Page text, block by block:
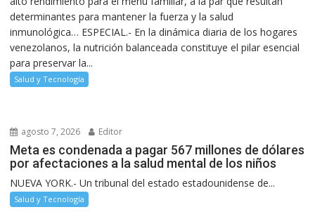
determinantes para mantener la fuerza y la salud
inmunológica… ESPECIAL.- En la dinámica diaria de los hogares
venezolanos, la nutrición balanceada constituye el pilar esencial
para preservar la...
Salud y Tecnología
agosto 7, 2026 Editor
Meta es condenada a pagar 567 millones de dólares
por afectaciones a la salud mental de los niños
NUEVA YORK.- Un tribunal del estado estadounidense de...
Salud y Tecnología